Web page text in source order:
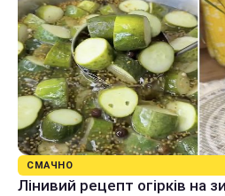
СМАЧНО
Лінивий рецепт огірків на